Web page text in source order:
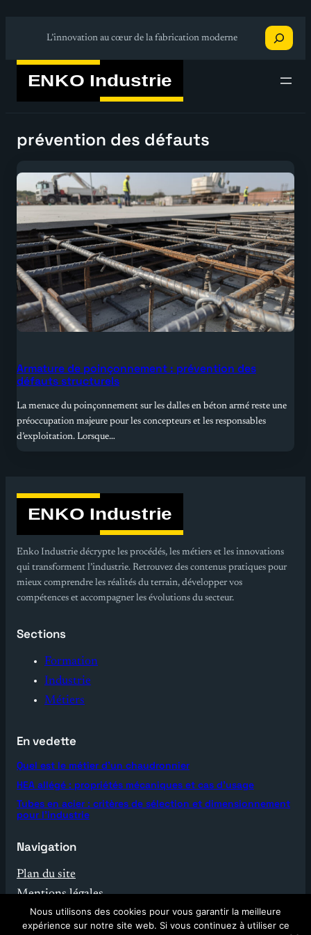
L’innovation au cœur de la fabrication moderne
Recherche
prévention des défauts
Armature de poinçonnement : prévention des
défauts structurels
La menace du poinçonnement sur les dalles en béton armé reste une
préoccupation majeure pour les concepteurs et les responsables
d’exploitation. Lorsque…
Enko Industrie décrypte les procédés, les métiers et les innovations
qui transforment l’industrie. Retrouvez des contenus pratiques pour
mieux comprendre les réalités du terrain, développer vos
compétences et accompagner les évolutions du secteur.
Sections
Formation
Industrie
Métiers
En vedette
Quel est le métier d’un chaudronnier
HEA allégé : propriétés mécaniques et cas d’usage
Tubes en acier : critères de sélection et dimensionnement
pour l’industrie
Navigation
Plan du site
Mentions légales
Contact
Nous utilisons des cookies pour vous garantir la meilleure
expérience sur notre site web. Si vous continuez à utiliser ce